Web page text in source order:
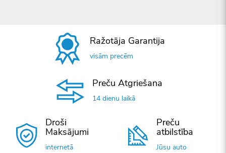
Ražotāja Garantija
visām precēm
Preču Atgriešana
14 dienu laikā
Droši
Maksājumi
internetā
Preču
atbilstība
Jūsu auto